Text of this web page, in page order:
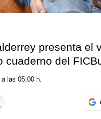
presenta el
cuaderno del
las 05:00 h.